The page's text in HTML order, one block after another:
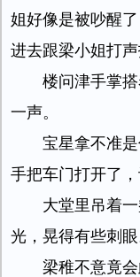
姐好像是被吵醒
进去跟梁小姐打
楼问津手掌
一声。
宝星拿不准
手把车门打开了
大堂里吊着
光，晃得有些刺眼
梁稚不意竟